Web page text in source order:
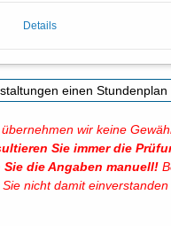
Details
wir keine
Sie immer die
die Angaben manuell!
nicht damit einverstanden